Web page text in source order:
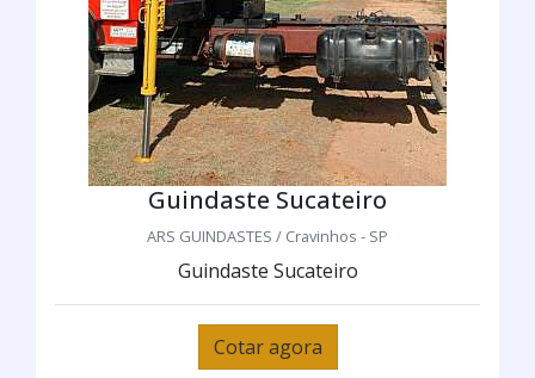
Guindaste Sucateiro
ARS GUINDASTES / Cravinhos - SP
Guindaste Sucateiro
Cotar agora